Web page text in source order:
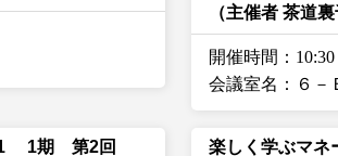
（主催者 茶道
開催時間：10:30
会議室名：６－
1 1期 第2回
楽しく学ぶマネ